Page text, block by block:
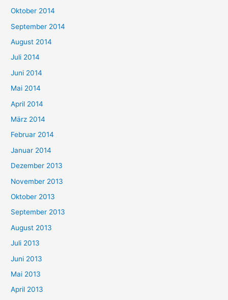
Oktober 2014
September 2014
August 2014
Juli 2014
Juni 2014
Mai 2014
April 2014
März 2014
Februar 2014
Januar 2014
Dezember 2013
November 2013
Oktober 2013
September 2013
August 2013
Juli 2013
Juni 2013
Mai 2013
April 2013